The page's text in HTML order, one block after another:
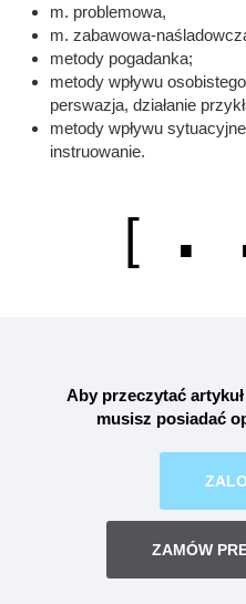
m. problemowa,
m. zabawowa-
metody pogadanka;
metody wpływu
perswazja, działanie
metody wpływu
instruowanie.
[ .
Aby przeczytać
musisz posiadać
ZAMÓW